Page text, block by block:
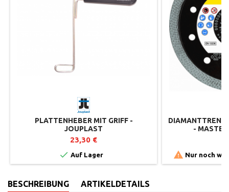
PLATTENHEBER MIT GRIFF -
JOUPLAST
23,30 €
 Auf Lager
-
 Nur noch
BESCHREIBUNG ARTIKELDETAILS